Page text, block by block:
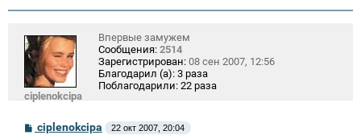
е
ciplenokcipa
Впервые замужем
Сообщения: 2514
Зарегистрирован: 08 сен 2007, 12:56
Благодарил (а): 3 раза
Поблагодарили: 22 раза
Сciplenokcipa 22 окт 2007, 20:04